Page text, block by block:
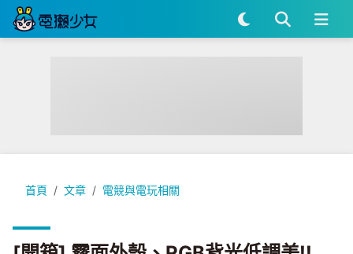
首頁 文章 電競與電玩相關
[開箱] 霧面外殼、RGB背光低調美!!『羅技G Pro精簡型機械式